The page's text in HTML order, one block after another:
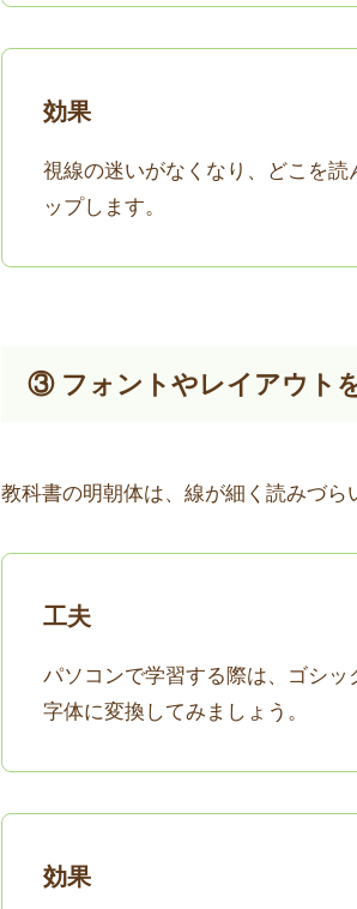
効果
視線の迷いがなくなり、どこを
ップします。
③ フォントやレイアウト
教科書の明朝体は、線が細く読みづら
工夫
パソコンで学習する際は、ゴシ
字体に変換してみましょう。
効果